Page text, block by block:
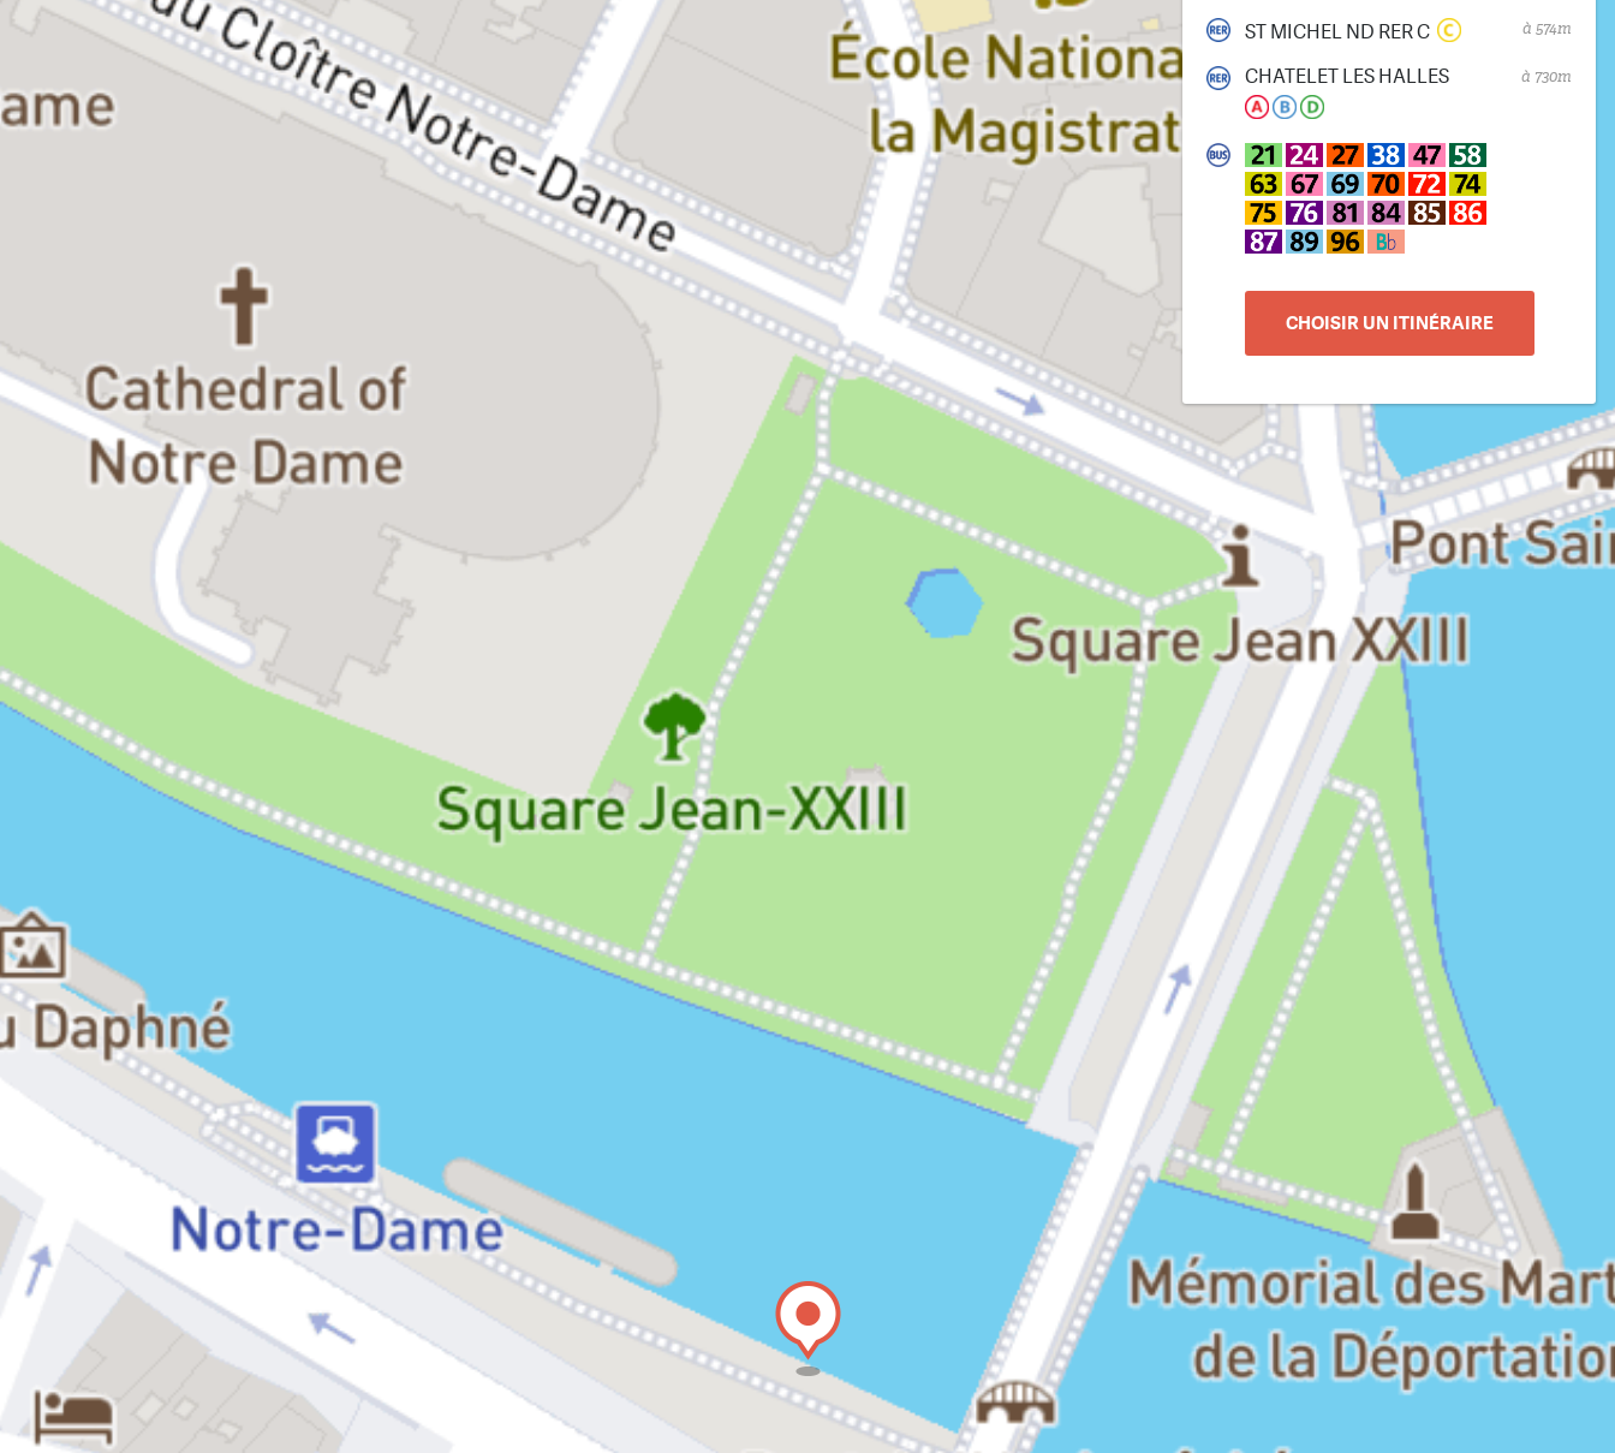
ST MICHEL ND RER C à 574m
CHATELET LES HALLES à 730m
CHOISIR UN ITINÉRAIRE